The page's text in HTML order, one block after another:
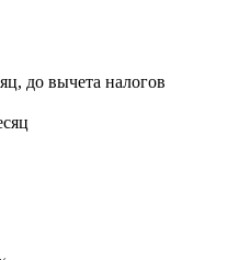
до вычета налогов